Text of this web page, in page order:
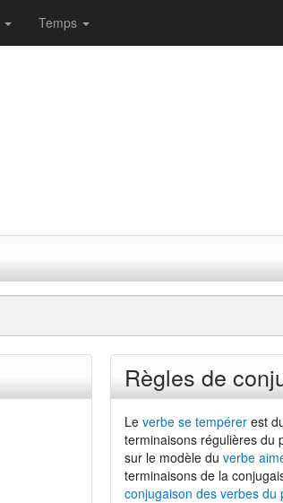
Temps
Règles de
Le verbe se tempérerest
terminaisons régulières du
sur le modèle du verbe
terminaisons de la
conjugaison des verbes du